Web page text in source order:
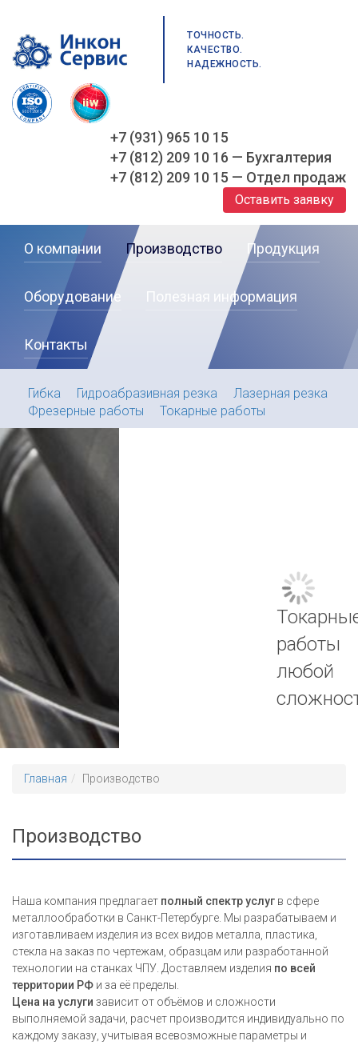
ТОЧНОСТЬ.
КАЧЕСТВО.
НАДЕЖНОСТЬ.
+7 (931) 965 10 15
+7 (812) 209 10 16 — Бухгалтерия
+7 (812) 209 10 15 — Отдел продаж
Оставить заявку
О компании Производство Продукция
Оборудование Полезная информация
Контакты
Гибка Гидроабразивная резка
Лазерная резка
Фрезерные работы
Токарные работы
Токарные
работы
любой
сложности
Главная Производство
Производство
Наша компания предлагает полный спектр услуг в сфере
металлообработки в Санкт-Петербурге. Мы разрабатываем и
изготавливаем изделия из всех видов металла, пластика,
стекла на заказ по чертежам, образцам или разработанной
технологии на станках ЧПУ. Доставляем изделия по всей
территории РФ и за её пределы.
Цена на услуги зависит от объёмов и сложности
выполняемой задачи, расчет производится индивидуально по
каждому заказу, учитывая всевозможные параметры и